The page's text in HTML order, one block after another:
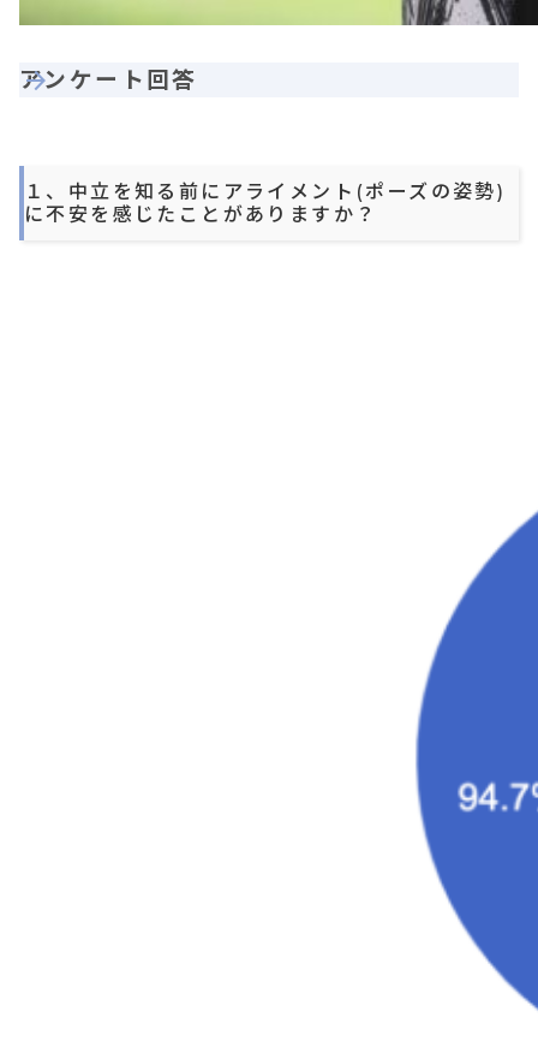
アンケート回答
１、中立を知る前にアライメント(ポーズの姿勢)
に不安を感じたことがありますか？